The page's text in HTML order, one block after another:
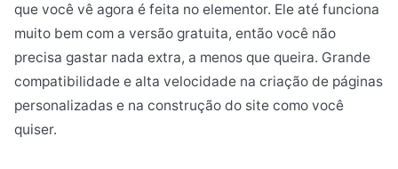
que você vê agora é feita no elementor. Ele até funciona
muito bem com a versão gratuita, então você não
precisa gastar nada extra, a menos que queira. Grande
compatibilidade e alta velocidade na criação de páginas
personalizadas e na construção do site como você
quiser.